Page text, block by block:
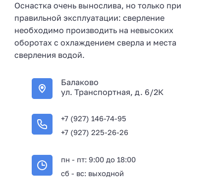
Оснастка очень вынослива, но только при
правильной эксплуатации: сверление
необходимо производить на невысоких
оборотах с охлаждением сверла и места
сверления водой.
Балаково
ул. Транспортная, д. 6/2К
+7 (927) 146-74-95
+7 (927) 225-26-26
пн - пт: 9:00 до 18:00
сб - вс: выходной